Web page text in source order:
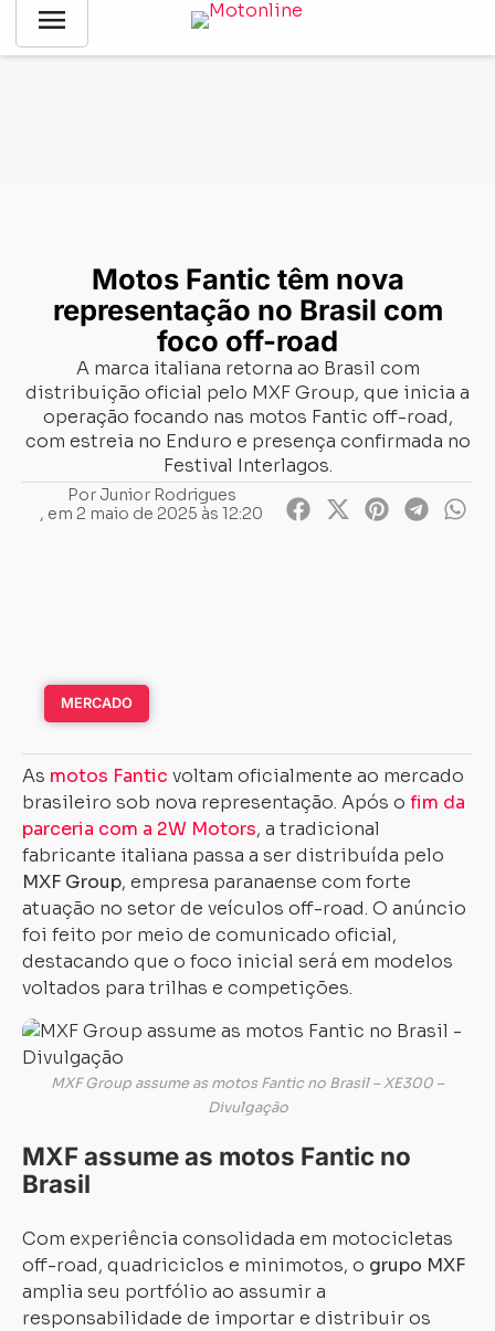
menu
Notícias
Motos Fantic têm nova representação
Motos Fantic têm nova
representação no Brasil com
foco off-road
A marca italiana retorna ao Brasil com
distribuição oficial pelo MXF Group, que inicia a
operação focando nas motos Fantic off-road,
com estreia no Enduro e presença confirmada no
Festival Interlagos.
PorJunior Rodrigues
, em 2 maio de 2025 às 12:20
MERCADO
As motos Fantic voltam oficialmente ao mercado
brasileiro sob nova representação. Após o fim da
parceria com a 2W Motors, a tradicional
fabricante italiana passa a ser distribuída pelo
MXF Group, empresa paranaense com forte
atuação no setor de veículos off-road. O anúncio
foi feito por meio de comunicado oficial,
destacando que o foco inicial será em modelos
voltados para trilhas e competições.
MXF Group assume as motos Fantic no Brasil – XE300 –
Divulgação
MXF assume as motos Fantic no
Brasil
Com experiência consolidada em motocicletas
off-road, quadriciclos e minimotos, o grupo MXF
amplia seu portfólio ao assumir a
responsabilidade de importar e distribuir os